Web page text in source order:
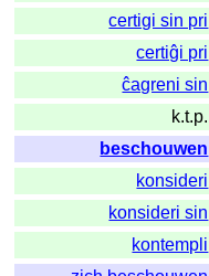
certigi sin pri
certiĝi pri
ĉagreni sin
k.t.p.
beschouwen
konsideri
konsideri sin
kontempli